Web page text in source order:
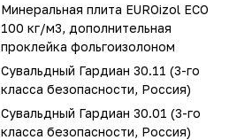
Минеральная плита EUROizol ECO
100 кг/м3, дополнительная
проклейка фольгоизолоном
Сувальдный Гардиан 30.11 (3-го
класса безопасности, Россия)
Сувальдный Гардиан 30.01 (3-го
класса безопасности, Россия)